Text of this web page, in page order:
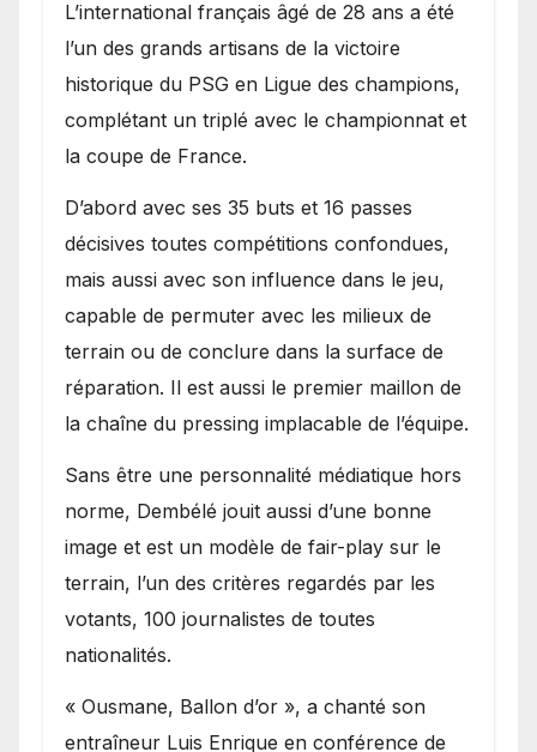
L’international français âgé de 28 ans a été
l’un des grands artisans de la victoire
historique du PSG en Ligue des champions,
complétant un triplé avec le championnat et
la coupe de France.
D’abord avec ses 35 buts et 16 passes
décisives toutes compétitions confondues,
mais aussi avec son influence dans le jeu,
capable de permuter avec les milieux de
terrain ou de conclure dans la surface de
réparation. Il est aussi le premier maillon de
la chaîne du pressing implacable de l’équipe.
Sans être une personnalité médiatique hors
norme, Dembélé jouit aussi d’une bonne
image et est un modèle de fair-play sur le
terrain, l’un des critères regardés par les
votants, 100 journalistes de toutes
nationalités.
« Ousmane, Ballon d’or », a chanté son
entraîneur Luis Enrique en conférence de